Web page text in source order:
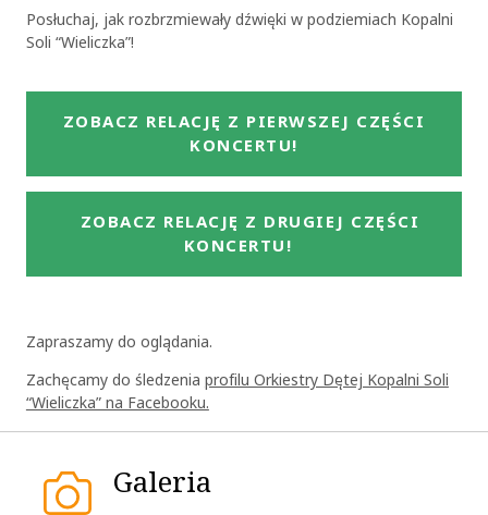
Posłuchaj, jak rozbrzmiewały dźwięki w podziemiach Kopalni
Soli “Wieliczka”!
ZOBACZ RELACJĘ Z PIERWSZEJ CZĘŚCI
KONCERTU!
ZOBACZ RELACJĘ Z DRUGIEJ CZĘŚCI
KONCERTU!
Zapraszamy do oglądania.
Zachęcamy do śledzenia profilu Orkiestry Dętej Kopalni Soli
“Wieliczka” na Facebooku.
Galeria